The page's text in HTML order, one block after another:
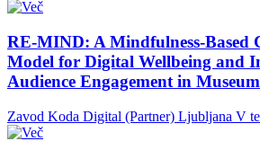
RE-MIND: A Mindfulness-Based
Model for Digital Wellbeing and
Audience Engagement in
Zavod Koda Digital (Partner) Ljubljana V